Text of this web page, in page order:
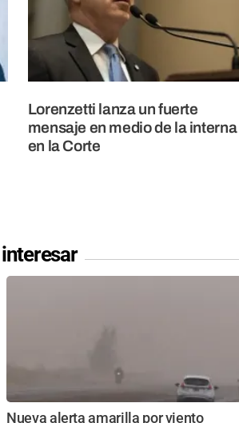
Lorenzetti lanza un fuerte
mensaje en medio de la interna
en la Corte
interesar
Nueva alerta amarilla por viento